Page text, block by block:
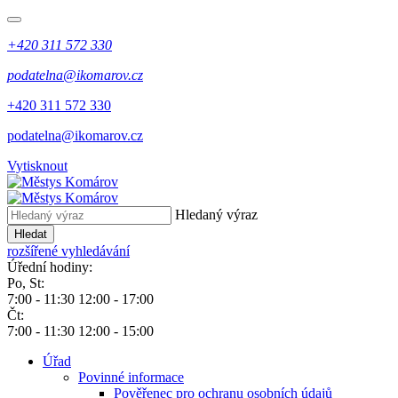
+420 311 572 330
podatelna@ikomarov.cz
+420 311 572 330
podatelna@ikomarov.cz
Vytisknout
Hledaný výraz
Hledat
rozšířené vyhledávání
Úřední hodiny:
Po, St:
7:00 - 11:30 12:00 - 17:00
Čt:
7:00 - 11:30 12:00 - 15:00
Úřad
Povinné informace
Pověřenec pro ochranu osobních údajů